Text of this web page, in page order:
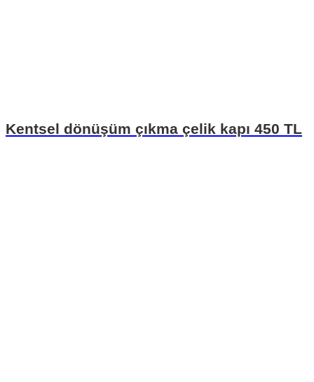
Kentsel dönüşüm çıkma çelik kapı 450 TL